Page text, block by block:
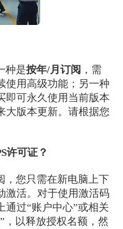
种是按年/月订阅 ，需
使用高级功能；另一种
即可永久使用当前版本
大版本更新。请根据您
许可证？
，您只需在新电脑上下
激活。对于使用激活码
通过“账户中心”或相关
，以释放授权名额，然